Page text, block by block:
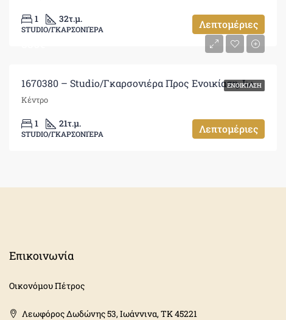
1 32τ.μ.
STUDIO/ΓΚΑΡΣΟΝΙΈΡΑ Λεπτομέριες
ΕΝΟΙΚΊΑΣΗ
1670380 – Studio/Γκαρσονιέρα Προς Ενοικίαση, Ιωάννινα, 21 τ.μ., €330
Κέντρο
1 21τ.μ.
STUDIO/ΓΚΑΡΣΟΝΙΈΡΑ Λεπτομέριες
Επικοινωνία
Οικονόμου Πέτρος
Λεωφόρος Δωδώνης 53, Ιωάννινα, ΤΚ 45221